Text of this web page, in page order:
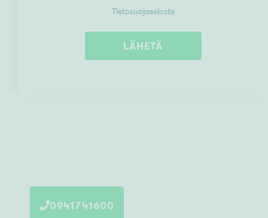
Tietosuojaseloste
LÄHETÄ
0941741600